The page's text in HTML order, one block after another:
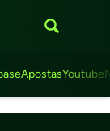
ApostasYoutube